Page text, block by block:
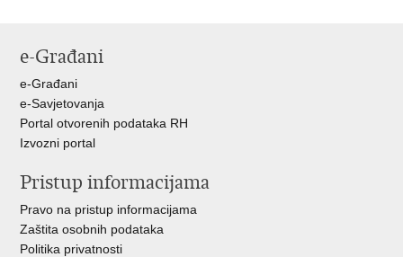
Facebooku
X-
e-Građani
e-Građani
e-Savjetovanja
Portal otvorenih podataka RH
Izvozni portal
Pristup informacijama
Pravo na pristup informacijama
Zaštita osobnih podataka
Politika privatnosti